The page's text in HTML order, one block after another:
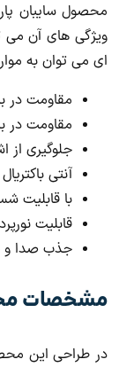
محصول سایبان
ویژگی های آن می
ای می توان به
مقاومت در
مقاومت در
جلوگیری از
آنتی
با قابلیت
قابلیت
جذب صدا و
مشخصات
در طراحی این